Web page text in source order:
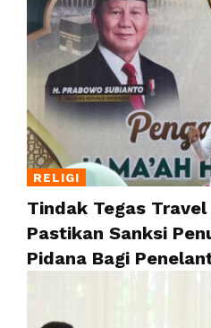
RELIGI
Tindak Tegas
Pastikan Sanksi
Pidana Bagi